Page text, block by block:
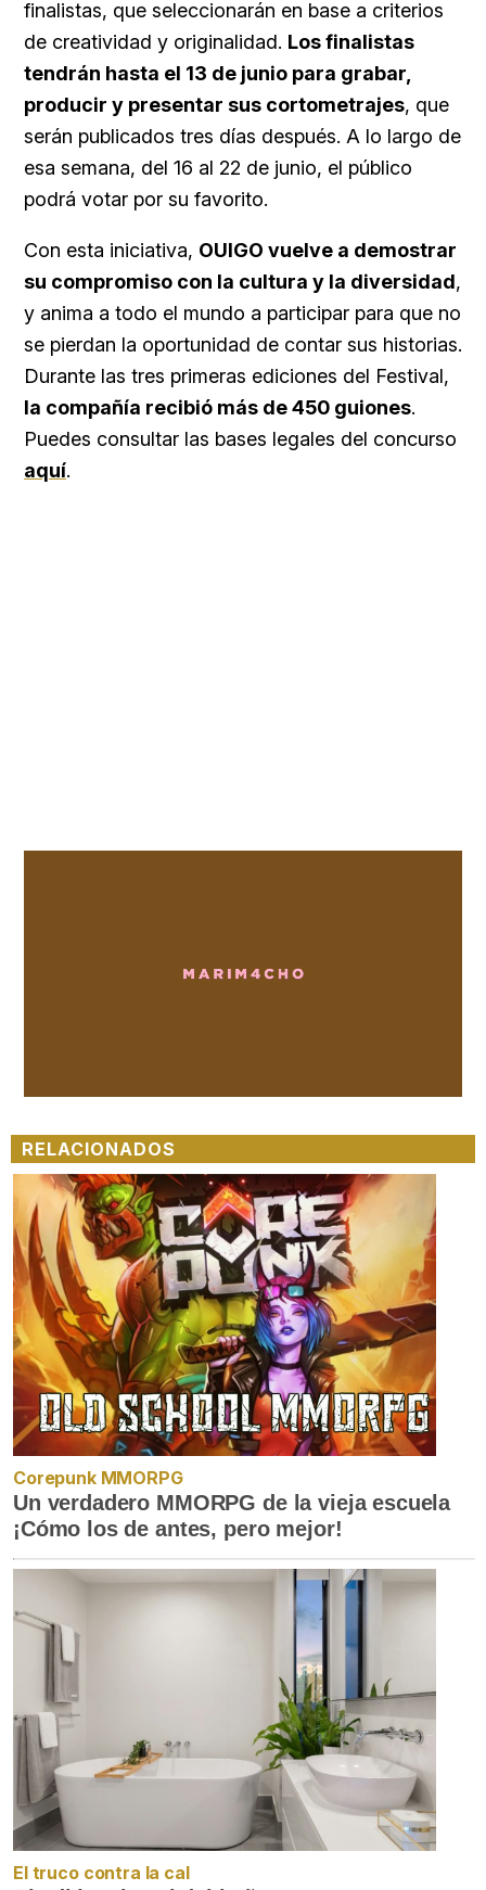
finalistas, que seleccionarán en base a criterios
de creatividad y originalidad. Los finalistas
tendrán hasta el 13 de junio para grabar,
producir y presentar sus cortometrajes, que
serán publicados tres días después. A lo largo de
esa semana, del 16 al 22 de junio, el público
podrá votar por su favorito.
Con esta iniciativa, OUIGO vuelve a demostrar
su compromiso con la cultura y la diversidad,
y anima a todo el mundo a participar para que no
se pierdan la oportunidad de contar sus historias.
Durante las tres primeras ediciones del Festival,
la compañía recibió más de 450 guiones.
Puedes consultar las bases legales del concurso
aquí.
100.00%
RELACIONADOS
Corepunk MMORPG
Un verdadero MMORPG de la vieja escuela
¡Cómo los de antes, pero mejor!
El truco contra la cal